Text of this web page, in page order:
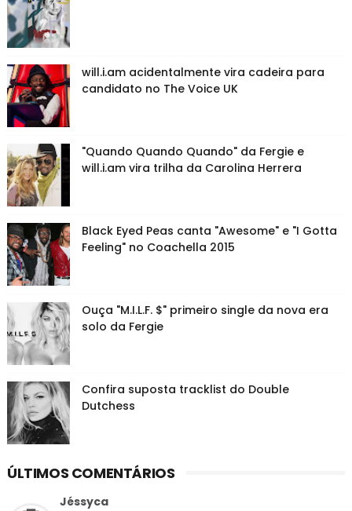
will.i.am acidentalmente vira cadeira para
candidato no The Voice UK
"Quando Quando Quando" da Fergie e
will.i.am vira trilha da Carolina Herrera
Black Eyed Peas canta "Awesome" e "I Gotta
Feeling" no Coachella 2015
Ouça "M.I.L.F. $" primeiro single da nova era
solo da Fergie
Confira suposta tracklist do Double
Dutchess
ÚLTIMOS COMENTÁRIOS
Jéssyca